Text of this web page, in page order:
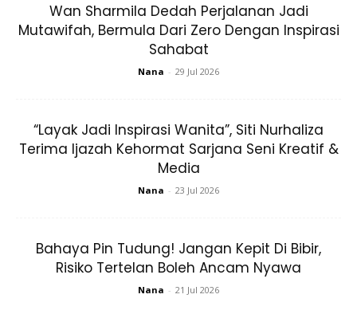
Ads
Wan Sharmila Dedah Perjalanan Jadi
Mutawifah, Bermula Dari Zero Dengan Inspirasi
Sahabat
Nana - 29 Jul 2026
“Layak Jadi Inspirasi Wanita”, Siti Nurhaliza
Terima Ijazah Kehormat Sarjana Seni Kreatif &
Media
Nana - 23 Jul 2026
Bahaya Pin Tudung! Jangan Kepit Di Bibir,
Risiko Tertelan Boleh Ancam Nyawa
Nana - 21 Jul 2026